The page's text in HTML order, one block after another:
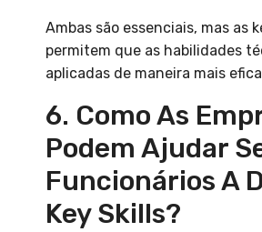
Ambas são essenciais, mas as
permitem que as habilidades
aplicadas de maneira mais
6. Como As
Podem Ajudar
Funcionários A
Key Skills?